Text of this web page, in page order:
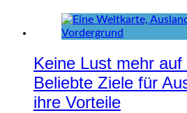
Keine Lust mehr
Beliebte Ziele für
ihre Vorteile